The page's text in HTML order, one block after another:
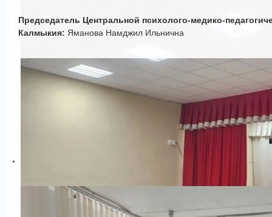
Председатель Центральной психолого-медико-
Калмыкия: Яманова Намджил Ильнична